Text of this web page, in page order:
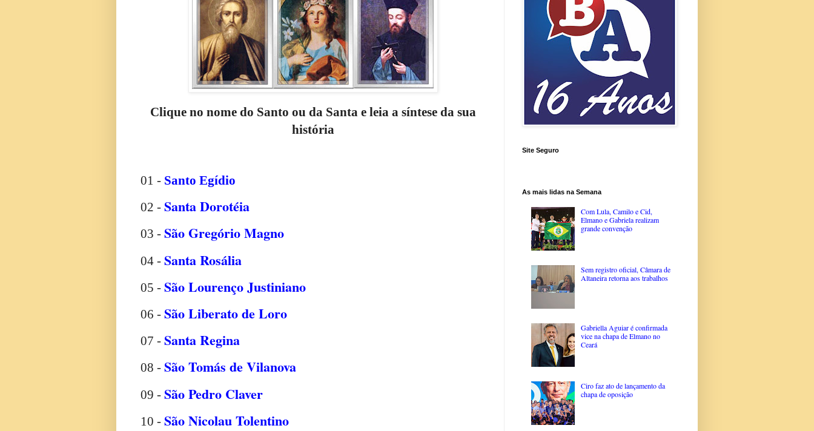
Clique no nome do Santo ou da Santa e leia a síntese da sua
história
01 - Santo Egídio
02 - Santa Dorotéia
03 - São Gregório Magno
04 - Santa Rosália
05 - São Lourenço Justiniano
06 - São Liberato de Loro
07 - Santa Regina
08 - São Tomás de Vilanova
09 - São Pedro Claver
10 - São Nicolau Tolentino
Site Seguro
As mais lidas na Semana
Com Lula, Camilo e Cid,
Elmano e Gabriela realizam
grande convenção
Sem registro oficial, Câmara de
Altaneira retorna aos trabalhos
Gabriella Aguiar é confirmada
vice na chapa de Elmano no
Ceará
Ciro faz ato de lançamento da
chapa de oposição